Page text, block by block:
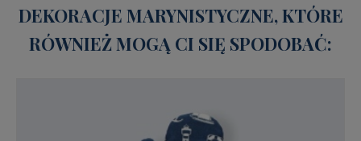
DEKORACJE MARYNISTYCZNE, KTÓRE
RÓWNIEŻ MOGĄ CI SIĘ SPODOBAĆ: